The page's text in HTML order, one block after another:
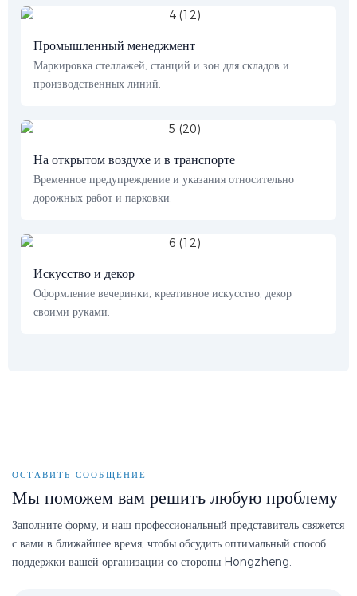
Промышленный менеджмент
Маркировка стеллажей, станций и зон для складов и
производственных линий.
На открытом воздухе и в транспорте
Временное предупреждение и указания относительно
дорожных работ и парковки.
Искусство и декор
Оформление вечеринки, креативное искусство, декор
своими руками.
ОСТАВИТЬ СООБЩЕНИЕ
Мы поможем вам решить любую проблему
Заполните форму, и наш профессиональный представитель свяжется
с вами в ближайшее время, чтобы обсудить оптимальный способ
поддержки вашей организации со стороны Hongzheng.